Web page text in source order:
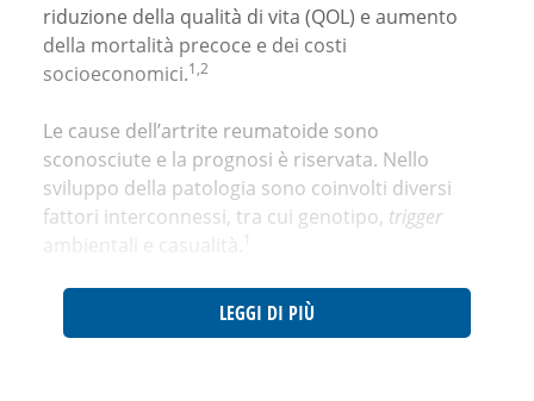
riduzione della qualità di vita (QOL) e aumento
della mortalità precoce e dei costi
socioeconomici.1,2
Le cause dell’artrite reumatoide sono
sconosciute e la prognosi è riservata. Nello
sviluppo della patologia sono coinvolti diversi
fattori interconnessi, tra cui genotipo, trigger
ambientali e casualità.
1
LEGGI DI PIÙ